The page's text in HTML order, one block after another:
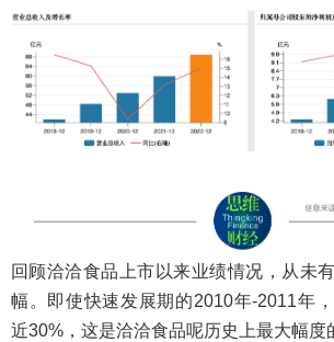
回顾洽洽食品上市以来业绩情况，从未
幅。即使快速发展期的2010年-2011年
近30%，这是洽洽食品呢历史上最大幅度